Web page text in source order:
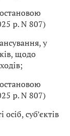
р. N 807)
у
щодо
р. N 807)
суб’єктів